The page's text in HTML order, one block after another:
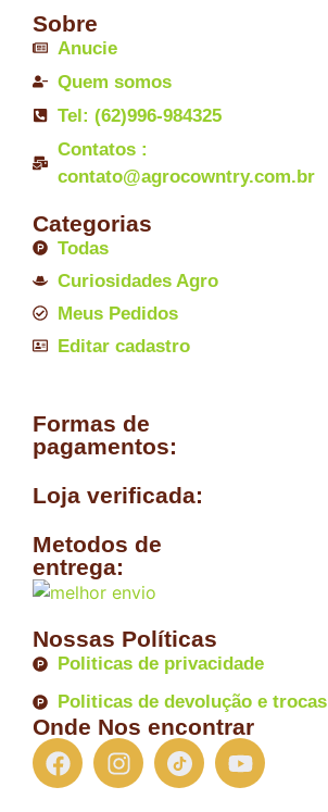
Sobre
Anucie
Quem somos
Tel: (62)996-984325
Contatos :
contato@agrocowntry.com.br
Categorias
Todas
Curiosidades Agro
Meus Pedidos
Editar cadastro
Formas de
pagamentos:
Loja verificada:
Metodos de
entrega:
Nossas Políticas
Politicas de privacidade
Politicas de devolução e trocas
Onde Nos encontrar